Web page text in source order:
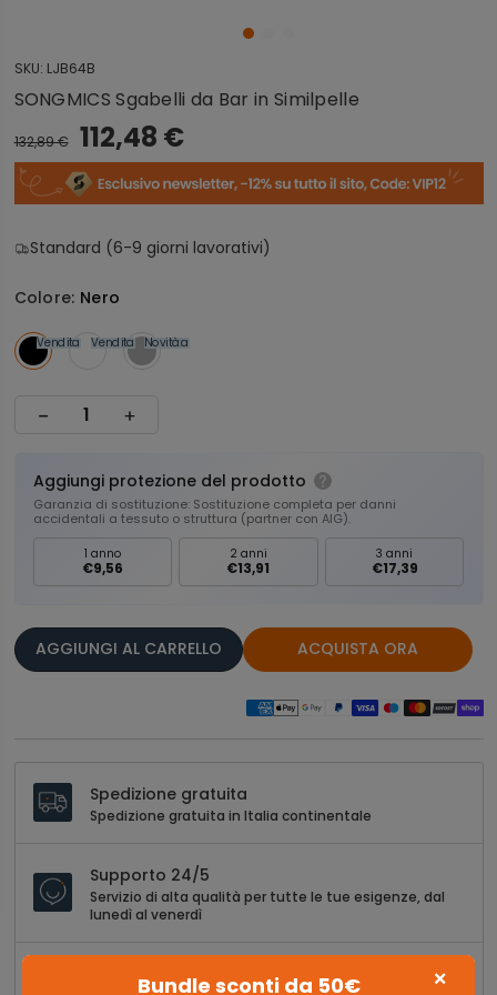
SKU: LJB64B
SONGMICS Sgabelli da Bar in Similpelle
132,89 € 112,48 €
Standard (6-9 giorni lavorativi)
Colore: Nero
Vendita Vendita Vendita
Novità
Aggiungi protezione del prodotto
Garanzia di sostituzione: Sostituzione completa per danni
accidentali a tessuto o struttura (partner con AIG).
1 anno
€9,56
2 anni
€13,91
3 anni
€17,39
AGGIUNGI AL CARRELLO ACQUISTA ORA
Spedizione gratuita
Spedizione gratuita in Italia continentale
Supporto 24/5
Servizio di alta qualità per tutte le tue esigenze, dal
lunedì al venerdì
30 giorni di restituzione ×
Bundle sconti da 50€